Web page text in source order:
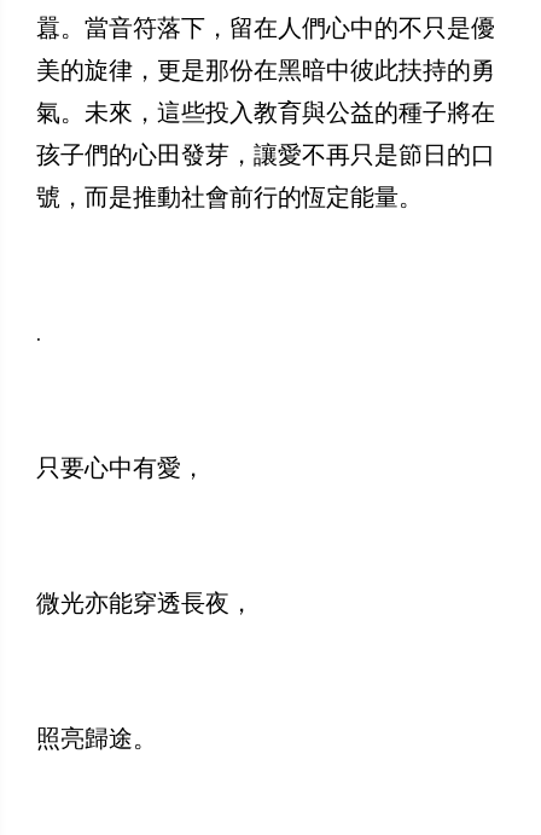
囂。當音符落下，留在人們心中的不只是優
美的旋律，更是那份在黑暗中彼此扶持的勇
氣。未來，這些投入教育與公益的種子將在
孩子們的心田發芽，讓愛不再只是節日的口
號，而是推動社會前行的恆定能量。
.
只要心中有愛，
微光亦能穿透長夜，
照亮歸途。